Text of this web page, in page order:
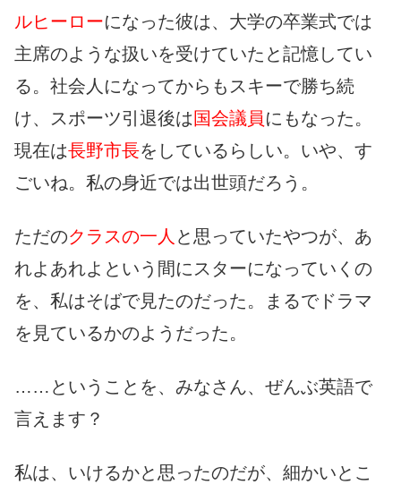
ルヒーローになった彼は、大学の卒業式では
主席のような扱いを受けていたと記憶してい
る。社会人になってからもスキーで勝ち続
け、スポーツ引退後は 国会議員 にもなった。
現在は長野市長をしているらしい。いや、す
ごいね。私の身近では出世頭だろう。
ただのクラスの一人 と思っていたやつが、あ
れよあれよという間にスターになっていくの
を、私はそばで見たのだった。まるでドラマ
を見ているかのようだった。
……ということを、みなさん、ぜんぶ英語で
言えます？
私は、いけるかと思ったのだが、細かいとこ